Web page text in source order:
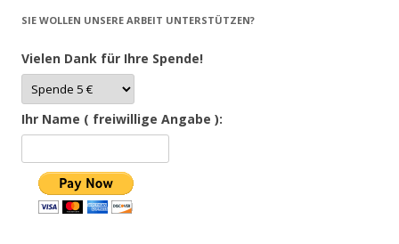
SIE WOLLEN UNSERE ARBEIT UNTERSTÜTZEN?
Vielen Dank für Ihre Spende!
Ihr Name ( freiwillige Angabe ):